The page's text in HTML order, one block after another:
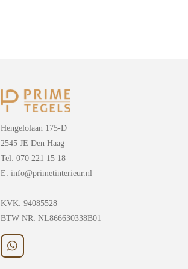
Hengelolaan 175-D
2545 JE Den Haag
Tel: 070 221 15 18
E: info@primetinterieur.nl
KVK: 94085528
BTW NR: NL866630338B01
W